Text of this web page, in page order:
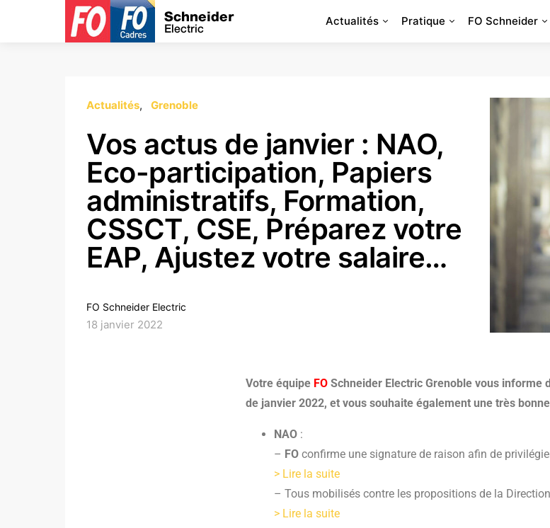
Actualités Pratique FO Schneider
Actualités Grenoble
Vos actus de janvier : NAO,
Eco-participation, Papiers
administratifs, Formation,
CSSCT, CSE, Préparez votre
EAP, Ajustez votre salaire…
FO Schneider Electric
18 janvier 2022
Votre équipe FO Schneider Electric Grenoble vous informe
de janvier 2022, et vous souhaite également une très
NAO :
– FO confirme une signature de raison afin de
> Lire la suite
– Tous mobilisés contre les propositions de la
> Lire la suite